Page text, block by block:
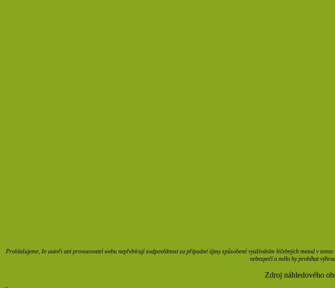
Prohlašujeme, že autoři ani provozovatel webu nepřebírají zodpovědnost za případné újmy způsobené využíváním léčebných metod v
nebezpečí a mělo by probíhat
Zdroj náhledového